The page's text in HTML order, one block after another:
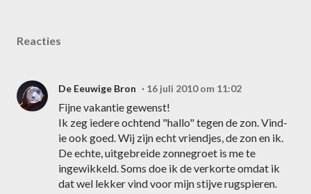
Reacties
De Eeuwige Bron 16 juli 2010 om 11:02
Fijne vakantie gewenst!
Ik zeg iedere ochtend "hallo" tegen de zon. Vind-
ie ook goed. Wij zijn echt vriendjes, de zon en ik.
De echte, uitgebreide zonnegroet is me te
ingewikkeld. Soms doe ik de verkorte omdat ik
dat wel lekker vind voor mijn stijve rugspieren.